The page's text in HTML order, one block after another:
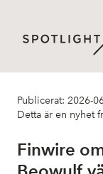
Publicerat: 2026-
Detta är en nyhet
Finwire